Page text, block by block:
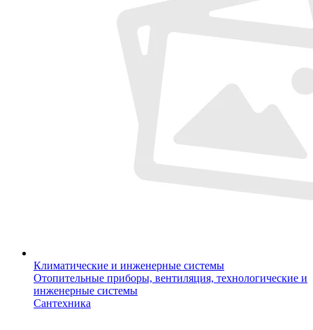
Климатические и инженерные системы
Отопительные приборы, вентиляция, технологические и
инженерные системы
Сантехника